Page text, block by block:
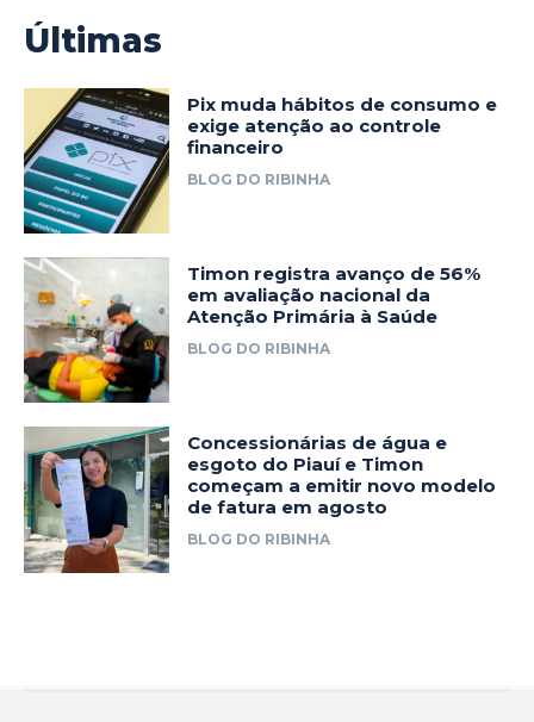
Últimas
Pix muda hábitos de consumo e
exige atenção ao controle
financeiro
BLOG DO RIBINHA
Timon registra avanço de 56%
em avaliação nacional da
Atenção Primária à Saúde
BLOG DO RIBINHA
Concessionárias de água e
esgoto do Piauí e Timon
começam a emitir novo modelo
de fatura em agosto
BLOG DO RIBINHA